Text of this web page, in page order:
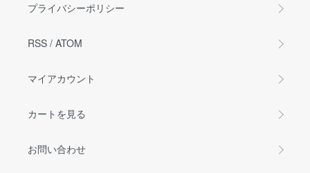
プライバシーポリシー
RSS / ATOM
マイアカウント
カートを見る
お問い合わせ